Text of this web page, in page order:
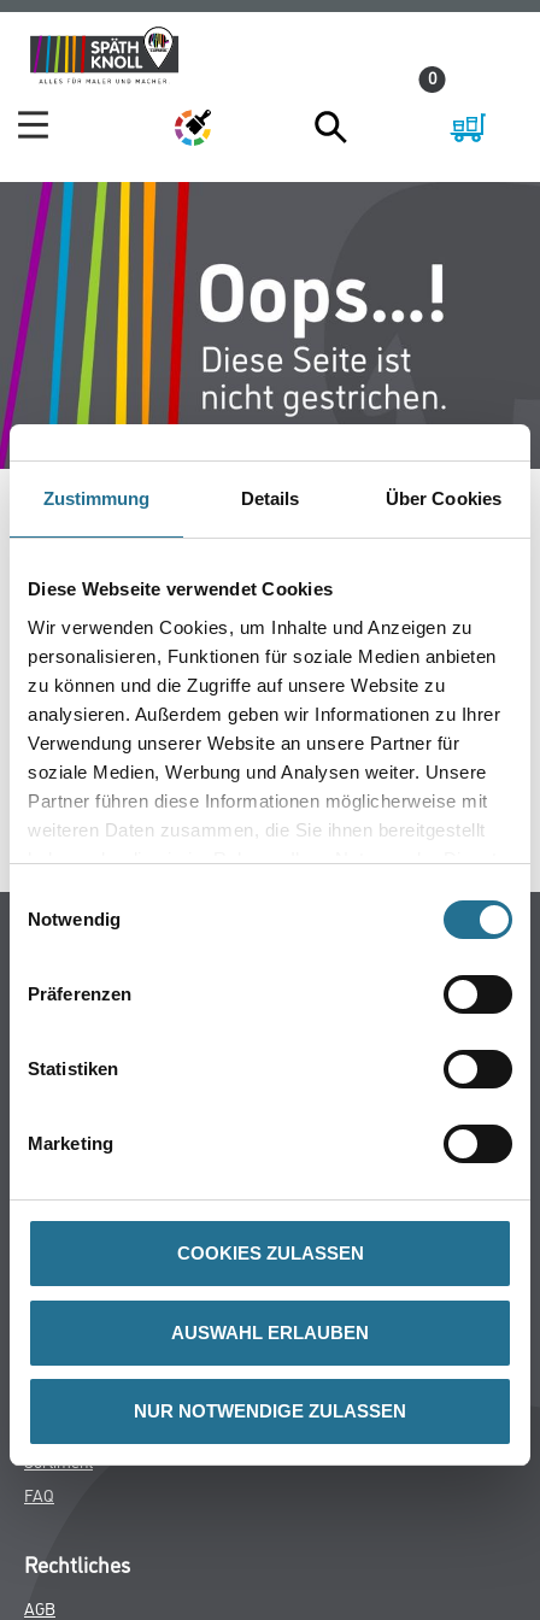
Zustimmung Details Über Cookies
Diese Webseite verwendet Cookies
Wir verwenden Cookies, um Inhalte und Anzeigen zu
personalisieren, Funktionen für soziale Medien anbieten
zu können und die Zugriffe auf unsere Website zu
analysieren. Außerdem geben wir Informationen zu Ihrer
Verwendung unserer Website an unsere Partner für
soziale Medien, Werbung und Analysen weiter. Unsere
Partner führen diese Informationen möglicherweise mit
weiteren Daten zusammen, die Sie ihnen bereitgestellt
haben oder die sie im Rahmen Ihrer Nutzung der Dienste
Einwilligungsauswahl
Notwendig
Präferenzen
Statistiken
Marketing
COOKIES ZULASSEN
AUSWAHL ERLAUBEN
NUR NOTWENDIGE ZULASSEN
Zum
Inhalt
Zum
Navigationsmenü
0
IST AUFGETRETEN
Keine Sorge, wir pinseln schon an der Lösung und
werden das Problem so schnell wie möglich beheben.
Erkunden Sie in der Zwischenzeit unseren Online-Shop
und lassen Sie sich inspirieren.
ZURÜCK ZUM ONLINE-SHOP
Online-Shop
Putze- und Spachtelmassen
Wand- & Deckenbeläge
Späth Knoll GmbH
Aktuelles
Sortiment
FAQ
Rechtliches
AGB